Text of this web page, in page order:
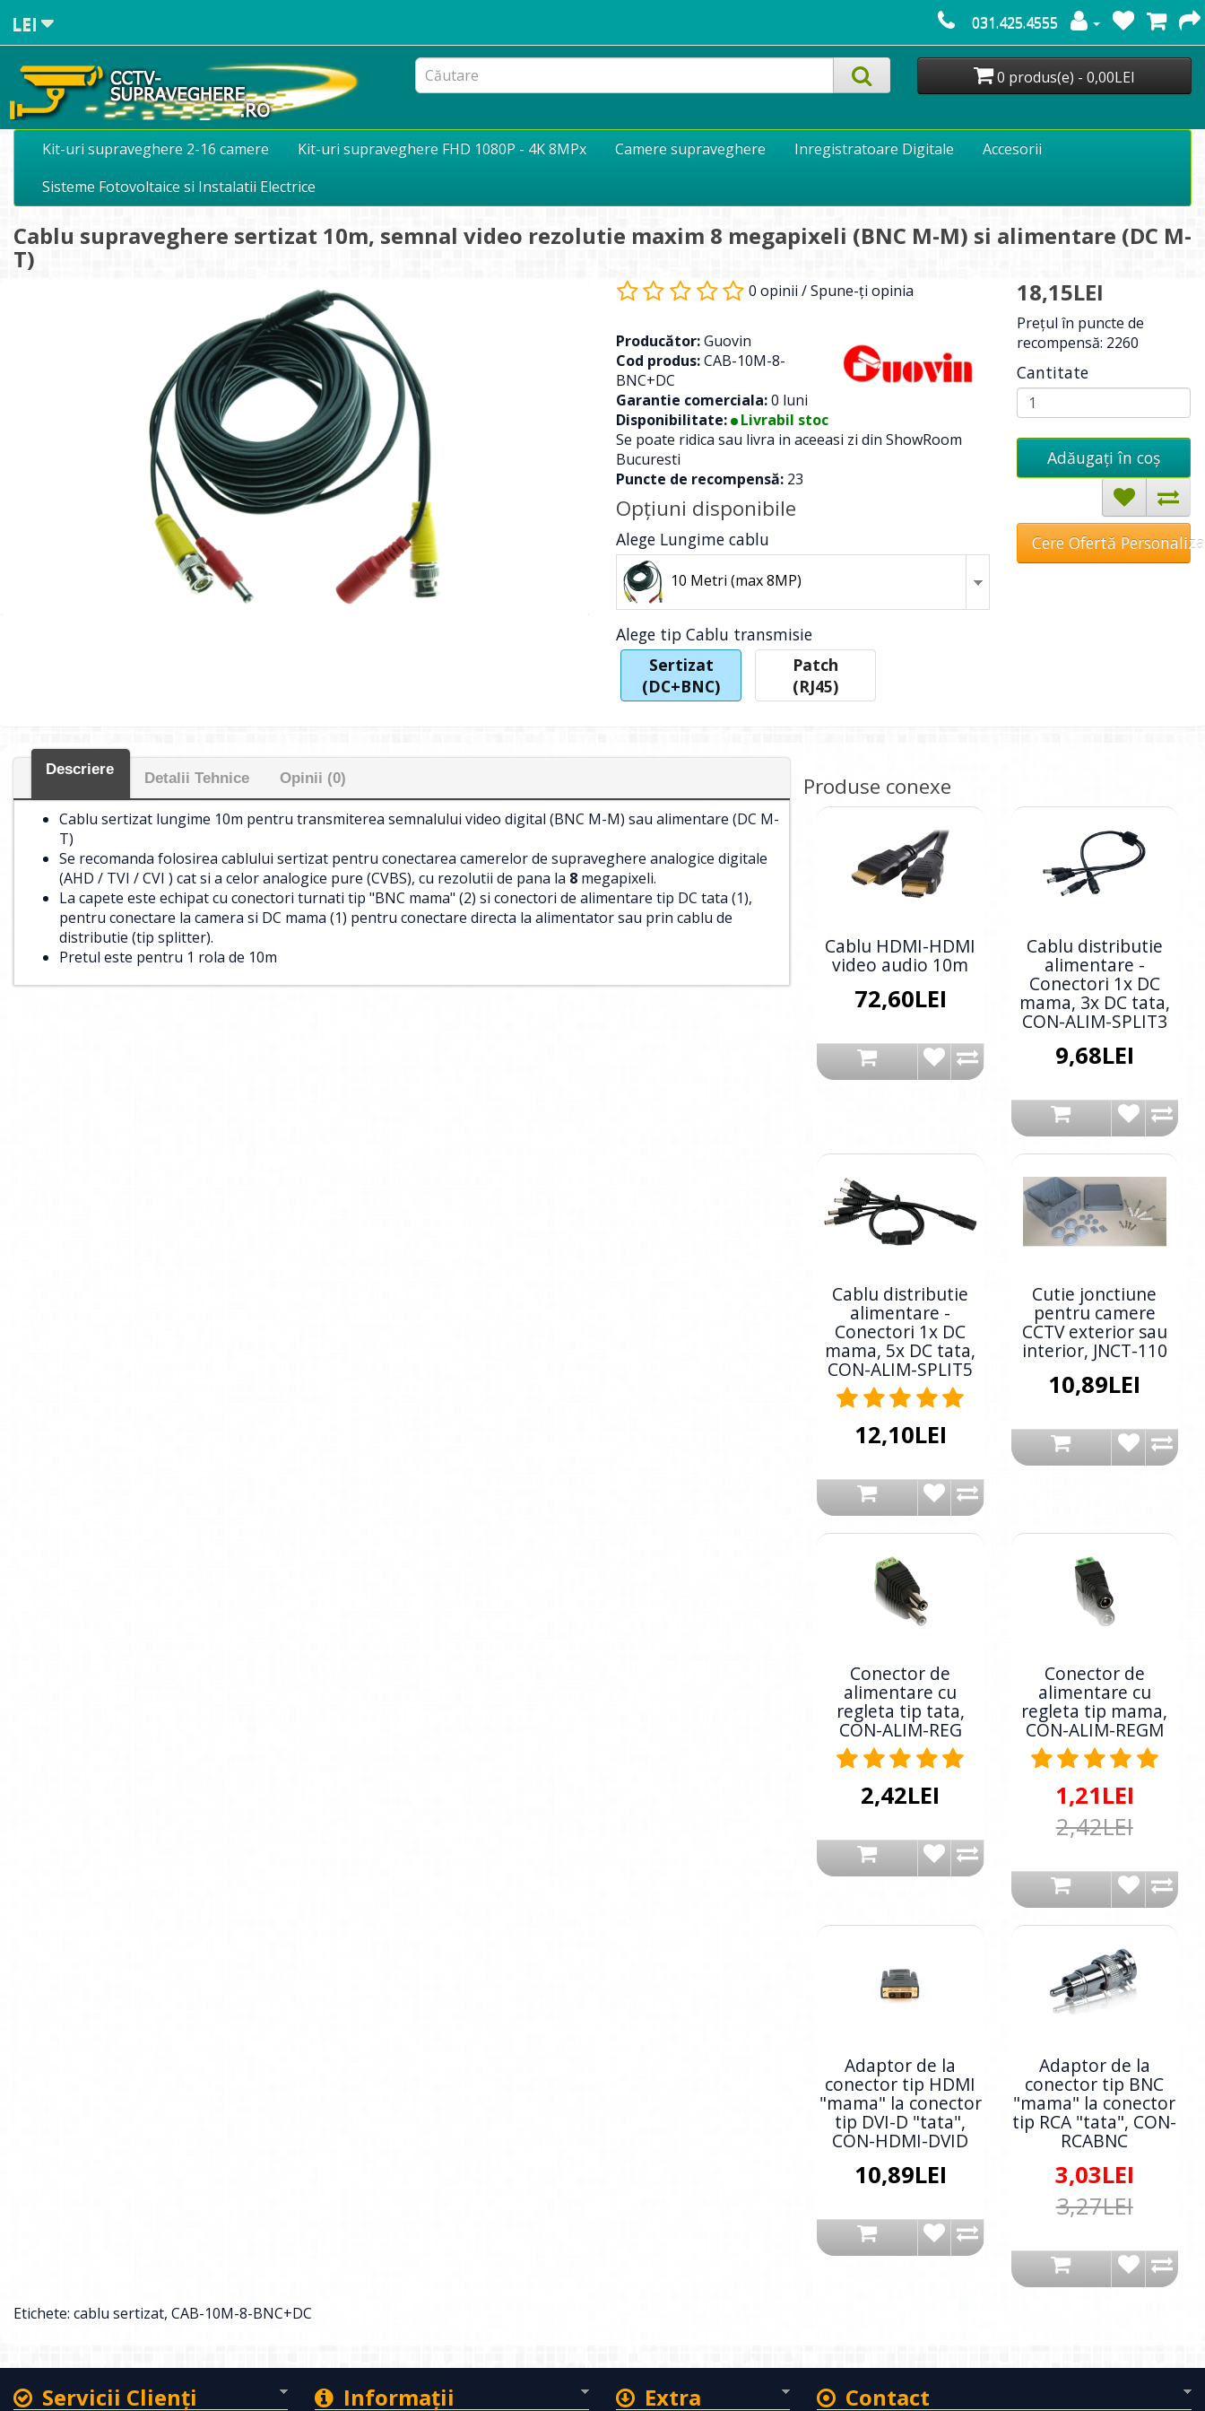
LEI 031.425.4555
0 produs(e) - 0,00LEI
Kit-uri supraveghere 2-16 camere Kit-uri supraveghere FHD 1080P - 4K 8MPx Camere supraveghere Inregistratoare Digitale
Accesorii
Sisteme Fotovoltaice si Instalatii Electrice
Cablu supraveghere sertizat 10m, semnal video rezolutie maxim 8 megapixeli (BNC M-M) si alimentare (DC M-
T)
0 opinii /Spune-ţi opinia
Producător:Guovin
Cod produs:CAB-10M-8-
BNC+DC
Garantie comerciala:0 luni
Disponibilitate:
Livrabil stoc
Se poate ridica sau livra in aceeasi zi din ShowRoom
Bucuresti
Puncte de recompensă: 23
Opţiuni disponibile
Alege Lungime cablu
10 Metri (max 8MP)
Alege tip Cablu transmisie
Sertizat
(DC+BNC)
Patch
(RJ45)
18,15LEI
Preţul în puncte de
recompensă: 2260
Cantitate
Adăugați în coş
Cere Ofertă
Descriere
Detalii Tehnice Opinii (0)
Cablu sertizat lungime 10m pentru transmiterea semnalului video digital (BNC M-M) sau alimentare (DC M-
T)
Se recomanda folosirea cablului sertizat pentru conectarea camerelor de supraveghere analogice digitale
(AHD / TVI / CVI ) cat si a celor analogice pure (CVBS), cu rezolutii de pana la 8 megapixeli.
La capete este echipat cu conectori turnati tip "BNC mama" (2) si conectori de alimentare tip DC tata (1),
pentru conectare la camera si DC mama (1) pentru conectare directa la alimentator sau prin cablu de
distributie (tip splitter).
Pretul este pentru 1 rola de 10m
Produse conexe
Cablu HDMI-HDMI
video audio 10m
72,60LEI
Cablu distributie
alimentare -
Conectori 1x DC
mama, 3x DC tata,
CON-ALIM-SPLIT3
9,68LEI
Cablu distributie
alimentare -
Conectori 1x DC
mama, 5x DC tata,
CON-ALIM-SPLIT5
12,10LEI
Cutie jonctiune
pentru camere
CCTV exterior sau
interior, JNCT-110
10,89LEI
Conector de
alimentare cu
regleta tip tata,
CON-ALIM-REG
2,42LEI
Conector de
alimentare cu
regleta tip mama,
CON-ALIM-REGM
1,21LEI
2,42LEI
Adaptor de la
conector tip HDMI
"mama" la conector
tip DVI-D "tata",
CON-HDMI-DVID
10,89LEI
Adaptor de la
conector tip BNC
"mama" la conector
tip RCA "tata", CON-
RCABNC
3,03LEI
3,27LEI
Etichete: cablu sertizat, CAB-10M-8-BNC+DC
Servicii Clienţi Informaţii Extra Contact